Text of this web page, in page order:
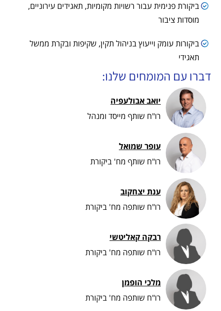
ביקורת פנימית עבור רשויות מקומיות, תאגידים עירוניים,
מוסדות ציבור
ביקורות עומק וייעוץ בניהול תקין, שקיפות ובקרת ממשל
תאגידי
דברו עם המומחים שלנו:
יואב אבולעפיה
רו"ח שותף מייסד ומנהל
עופר שמואל
רו"ח שותף מח' ביקורת
ענת יצחקוב
רו"ח שותפה מח' ביקורת
רבקה קאליטשי
רו"ח שותפה מח' ביקורת
מלכי הופמן
רו"ח שותפה מח' ביקורת